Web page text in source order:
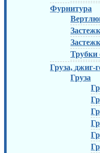
Фурнитура
Груза, джиг-
Груза